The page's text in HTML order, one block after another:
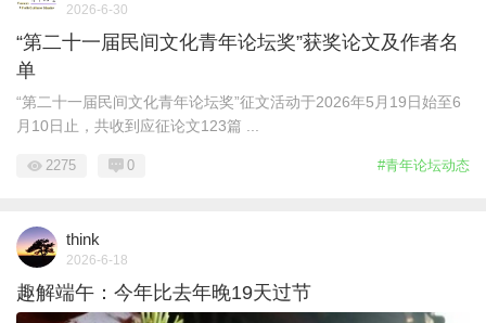
2026-6-30
“第二十一届民间文化青年论坛奖”获奖论文及作者名
单
“第二十一届民间文化青年论坛奖”征文活动于2026年5月19日始至6
月10日止，共收到应征论文123篇 ...
#青年论坛动态
2275 0
think
2026-6-18
趣解端午：今年比去年晚19天过节